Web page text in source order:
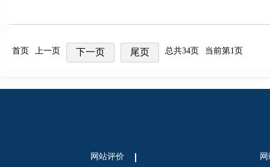
首页 上一页 下一页 尾页 总共34页 当前第1页
网站评价